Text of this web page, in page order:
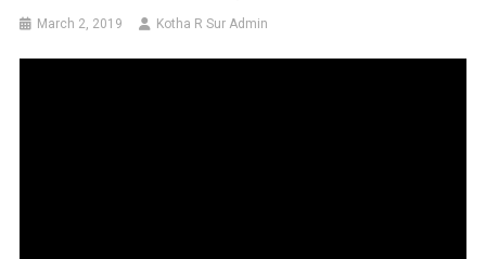
March 2, 2019 Kotha R Sur Admin